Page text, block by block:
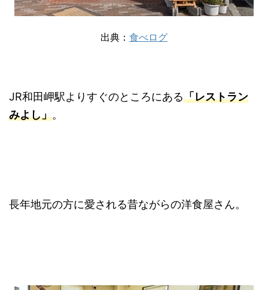
出典： 食べログ
JR和田岬駅よりすぐのところにある「レストラン
みよし」。
長年地元の方に愛される昔ながらの洋食屋さん。